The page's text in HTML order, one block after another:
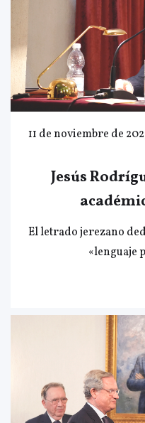
11 de noviembre de
Jesús
El letrado jerezano
«lenguaje